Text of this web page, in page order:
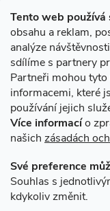
Tento web používá
obsahu a reklam,
analýze
sdílíme s partnery
Partneři mohou
informacemi, které
používání jejich
Více informacío
našich zásadách
Své preference
Souhlas s
kdykoliv změnit.
O nákupu
Novinky v
Archiv